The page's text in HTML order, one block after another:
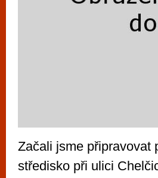
Začali jsme připravovat
středisko při ulici